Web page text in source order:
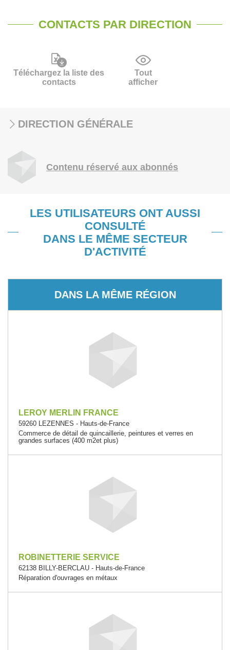
CONTACTS PAR DIRECTION
Téléchargez la liste des
contacts
Tout
afficher
DIRECTION GÉNÉRALE
Contenu réservé aux abonnés
LES UTILISATEURS ONT AUSSI
CONSULTÉ
DANS LE MÊME SECTEUR
D'ACTIVITÉ
DANS LA MÊME RÉGION
LEROY MERLIN FRANCE
59260 LEZENNES - Hauts-de-France
Commerce de détail de quincaillerie, peintures et verres en
grandes surfaces (400 m2et plus)
ROBINETTERIE SERVICE
62138 BILLY-BERCLAU - Hauts-de-France
Réparation d'ouvrages en métaux